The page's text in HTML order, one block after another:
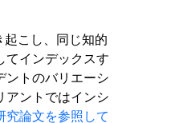
こし、同じ知的
てインデックスす
ントのバリエーシ
アントではインシ
究論文を参照して